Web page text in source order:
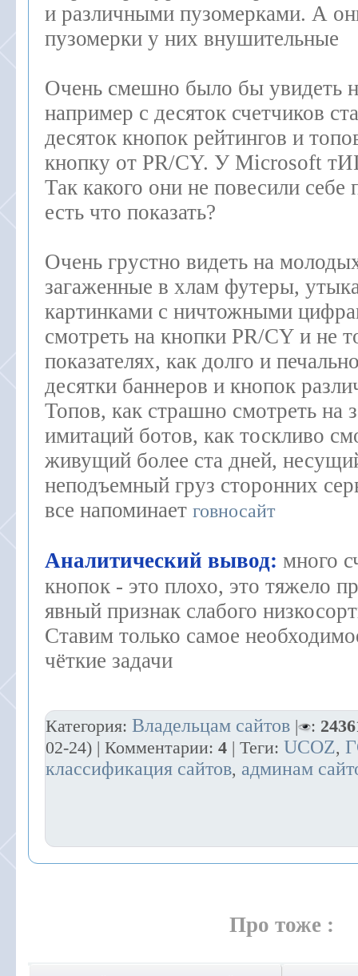
и различными пузомерками. А
пузомерки у них внушительные
Очень смешно было бы увидеть
например с десяток счетчиков
десяток кнопок рейтингов и
кнопку от PR/CY. У Microsoft
Так какого они не повесили себе
есть что показать?
Очень грустно видеть на
загаженные в хлам футеры,
картинками с ничтожными
смотреть на кнопки PR/CY и не
показателях, как долго и
десятки баннеров и кнопок
Топов, как страшно смотреть на
имитаций ботов, как тоскливо
живущий более ста дней,
неподъемный груз сторонних
все напоминает говносайт
Аналитический вывод: много
кнопок - это плохо, это тяжело
явный признак слабого
Ставим только самое
чёткие задачи
Категория: Владельцам сайтов | :
02-24) | Комментарии: 4 | Теги: UCOZ,
классификация сайтов, админам
Про тоже :